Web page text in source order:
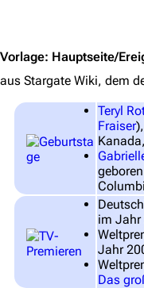
Das
Personen
Völker
Orte
Objekte
Zeitleiste
Vorlage: Hauptseite/
aus Stargate Wiki, dem
Teryl
Fraiser
im Jahr
Jahr
Das